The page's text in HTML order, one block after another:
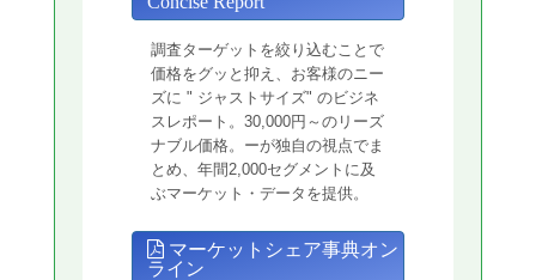
調査ターゲットを絞り込むことで
価格をグッと抑え、お客様のニー
ズに " ジャストサイズ" のビジネ
スレポート。30,000円～のリーズ
ナブル価格。ーが独自の視点でま
とめ、年間2,000セグメントに及
ぶマーケット・データを提供。
マーケットシェア事典オン
ライン